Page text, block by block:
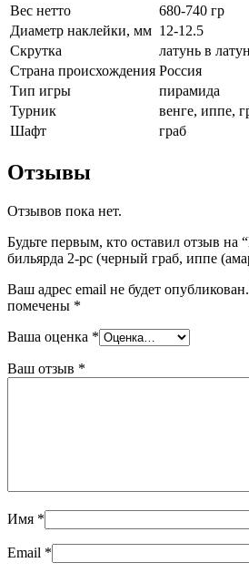
Вес нетто
680-740 гр
Диаметр наклейки, мм 12-12.5
Скрутка
латунь в
Страна происхождения Россия
Тип игры
пирамида
Турник
венге, иппе,
Шафт
граб
Отзывы
Отзывов пока нет.
Будьте первым, кто оставил отзыв на
бильярда 2-pc (черный граб, иппе
Ваш адрес email не будет опубликован.
помечены *
Ваша оценка *
Ваш отзыв *
Имя *
Email *